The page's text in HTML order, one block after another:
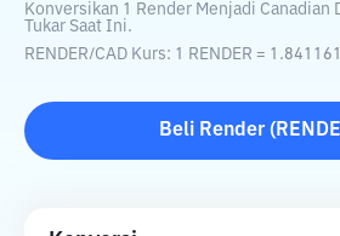
Konversikan 1 Render Menjadi Canadian
Tukar Saat Ini.
RENDER/CAD Kurs: 1 RENDER =
Beli Render (